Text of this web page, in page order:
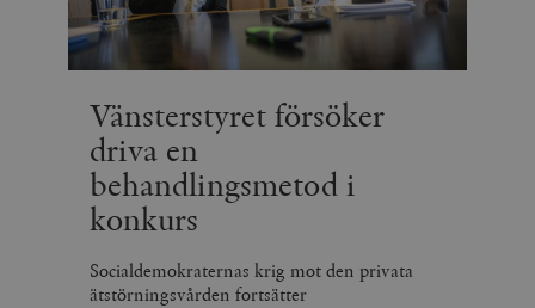
Vänsterstyret försöker
driva en
behandlingsmetod i
konkurs
Socialdemokraternas krig mot den privata
ätstörningsvården fortsätter